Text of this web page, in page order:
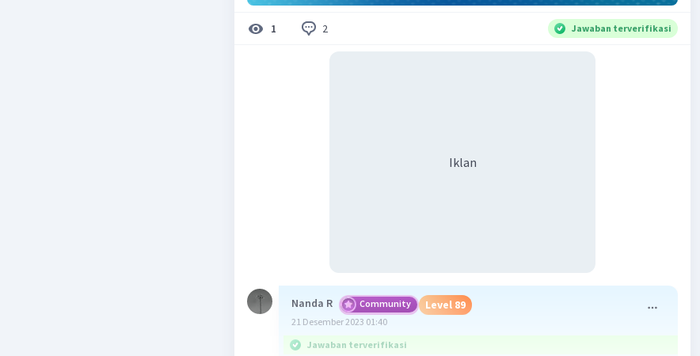
1 2 Jawaban terverifikasi
Iklan
Nanda R Community Level 89
21 Desember 2023 01:40
Jawaban terverifikasi